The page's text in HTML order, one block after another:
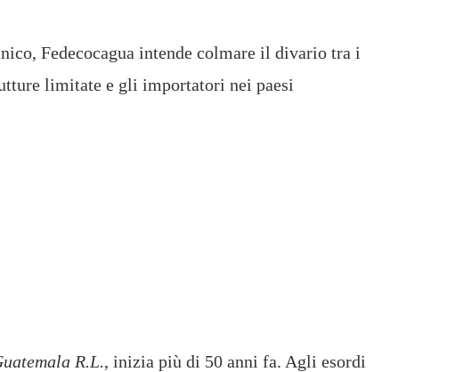
Fedecocagua intende colmare il divario tra i
limitate e gli importatori nei paesi
R.L., inizia più di 50 anni fa. Agli esordi